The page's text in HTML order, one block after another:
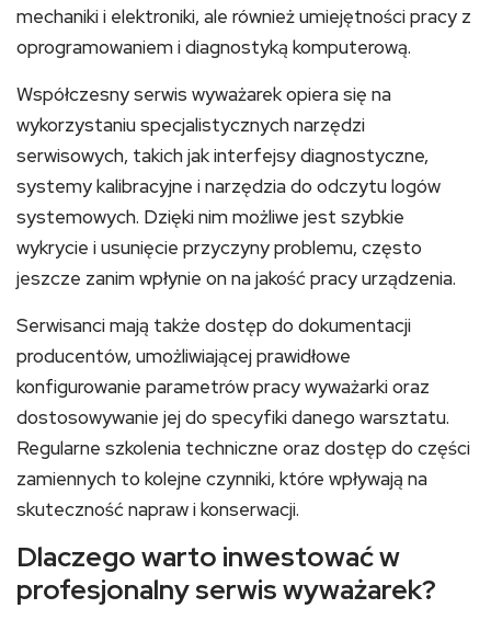
mechaniki i elektroniki, ale również umiejętności pracy z
oprogramowaniem i diagnostyką komputerową.
Współczesny serwis wyważarek opiera się na
wykorzystaniu specjalistycznych narzędzi
serwisowych, takich jak interfejsy diagnostyczne,
systemy kalibracyjne i narzędzia do odczytu logów
systemowych. Dzięki nim możliwe jest szybkie
wykrycie i usunięcie przyczyny problemu, często
jeszcze zanim wpłynie on na jakość pracy urządzenia.
Serwisanci mają także dostęp do dokumentacji
producentów, umożliwiającej prawidłowe
konfigurowanie parametrów pracy wyważarki oraz
dostosowywanie jej do specyfiki danego warsztatu.
Regularne szkolenia techniczne oraz dostęp do części
zamiennych to kolejne czynniki, które wpływają na
skuteczność napraw i konserwacji.
Dlaczego warto inwestować w
profesjonalny serwis wyważarek?